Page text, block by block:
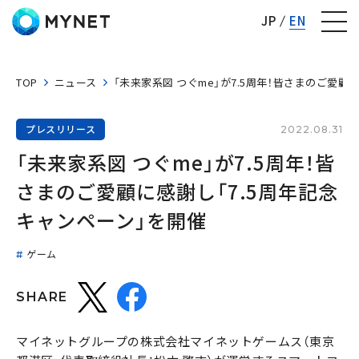
JP EN
TOP ニュース 「未来家系図 つぐme」が7.5周年！皆さまのご愛顧
プレスリリース 2022.08.31
「未来家系図 つぐme」が7.5周年！皆
さまのご愛顧に感謝し「7.5周年記念
キャンペーン」を開催
ゲーム
SHARE
マイネットグループの株式会社マイネットゲームス（東京